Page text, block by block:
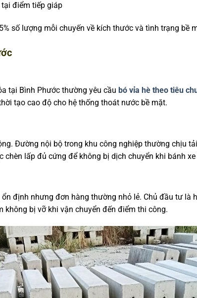
điểm tiếp giáp
số lượng mỗi chuyến về kích thước và tình trạng bề
tại Bình Phước thường yêu cầu bó vỉa hè theo tiêu
tạo cao độ cho hệ thống thoát nước bề mặt.
Đường nội bộ trong khu công nghiệp thường chịu
lấp đủ cứng để không bị dịch chuyển khi bánh
định nhưng đơn hàng thường nhỏ lẻ. Chủ đầu tư là
không bị vỡ khi vận chuyển đến điểm thi công.